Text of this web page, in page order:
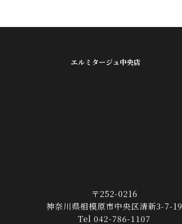
エルミタージュ中央店
〒252-0216
神奈川県相模原市中央区清新3-7-19
Tel 042-786-1107